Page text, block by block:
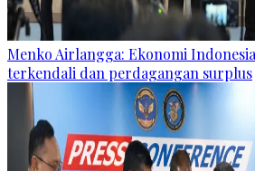
Menko Airlangga: Ekonomi
terkendali dan perdagangan surplus